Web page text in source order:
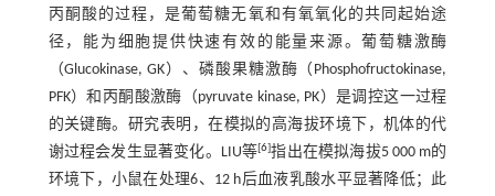
丙酮酸的过程，是葡萄糖无氧和有氧氧化的共同起始途
径，能为细胞提供快速有效的能量来源。葡萄糖激酶
（Glucokinase, GK）、磷酸果糖激酶（Phosphofructokinase,
PFK）和丙酮酸激酶（pyruvate kinase, PK）是调控这一过程
的关键酶。研究表明，在模拟的高海拔环境下，机体的代
谢过程会发生显著变化。LIU等[6]指出在模拟海拔5 000 m的
环境下，小鼠在处理6、12 h后血液乳酸水平显著降低；此